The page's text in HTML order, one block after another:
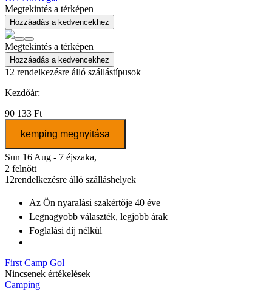
Megtekintés a térképen
Hozzáadás a kedvencekhez
Megtekintés a térképen
Hozzáadás a kedvencekhez
12 rendelkezésre álló szállástípusok
Kezdőár:
90 133 Ft
kemping megnyitása
Sun 16 Aug - 7 éjszaka,
2 felnőtt
12rendelkezésre álló szálláshelyek
Az Ön nyaralási szakértője 40 éve
Legnagyobb választék, legjobb árak
Foglalási díj nélkül
First Camp Gol
Nincsenek értékelések
Camping